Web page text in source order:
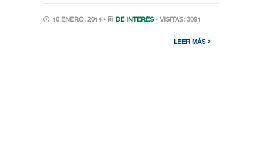
10 ENERO, 2014 • DE INTERÉS • VISITAS: 3091
LEER MÁS